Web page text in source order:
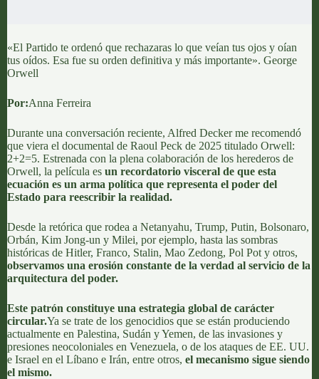
«El Partido te ordenó que rechazaras lo que veían tus ojos y oían
tus oídos. Esa fue su orden definitiva y más importante». George
Orwell
Por:Anna Ferreira
Durante una conversación reciente, Alfred Deckerme recomendó
que viera el documental de Raoul Peck de 2025 titulado Orwell:
2+2=5. Estrenada con la plena colaboración de los herederos de
Orwell, la película es un recordatorio visceral de que esta
ecuación es un arma política que representa el poder del
Estado para reescribir la realidad.
Desde la retórica que rodea a Netanyahu, Trump, Putin, Bolsonaro,
Orbán, Kim Jong-un y Milei, por ejemplo, hasta las sombras
históricas de Hitler, Franco, Stalin, Mao Zedong, Pol Pot y otros,
observamos una erosión constante de la verdad al servicio de la
arquitectura del poder.
Este patrón constituye una estrategia global de carácter
circular.Ya se trate de los genocidios que se están produciendo
actualmente en Palestina, Sudán y Yemen, de las invasiones y
presiones neocoloniales en Venezuela, o de los ataques de EE. UU.
e Israel en el Líbano e Irán, entre otros, el mecanismo sigue siendo
el mismo.